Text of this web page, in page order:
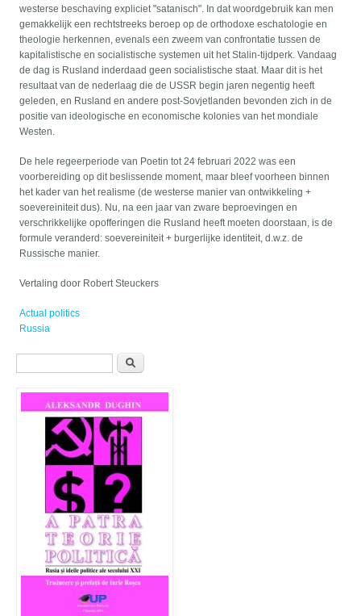
westerse beschaving expliciet "satanisch". In dat woordgebruik kan men
gemakkelijk een rechtstreeks beroep op de orthodoxe eschatologie en
theologie herkennen, evenals een zweem van confrontatie tussen de
kapitalistische en socialistische systemen uit het Stalin-tijdperk. Vandaag
de dag is Rusland inderdaad geen socialistische staat. Maar dit is het
resultaat van de nederlaag die de USSR begin jaren negentig heeft
geleden, en Rusland en andere post-Sovjetlanden bevonden zich in de
positie van ideologische en economische kolonies van het mondiale
Westen.
De hele regeerperiode van Poetin tot 24 februari 2022 was een
voorbereiding op dit beslissende moment, maar bleef voorheen binnen
het kader van het realisme (de westerse manier van ontwikkeling +
soevereiniteit dus). Nu, na een jaar van zware beproevingen en
verschrikkelijke opofferingen die Rusland heeft moeten doorstaan, is de
formule veranderd: soevereiniteit + burgerlijke identiteit, d.w.z. de
Russische manier.
Vertaling door Robert Steuckers
Actual politics
Russia
Formular de căutare